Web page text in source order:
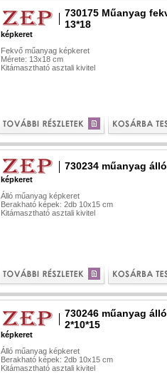
730175 Műanyag
13*18
képkeret
Fekvő műanyag képkeret
Mérete: 13x18 cm
Kitámasztható asztali kivitel
730234 műanyag
képkeret
Álló műanyag képkeret
Berakható képek: 2db 10x15 cm
Kitámasztható asztali kivitel
730246 műanyag álló
2*10*15
képkeret
Álló műanyag képkeret
Berakható képek: 2db 10x15 cm
Kitámasztható asztali kivitel